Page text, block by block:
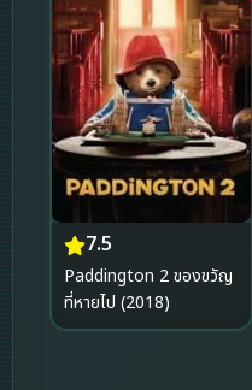
7.5
Paddington 2 ของขวัญ
ที่หายไป (2018)